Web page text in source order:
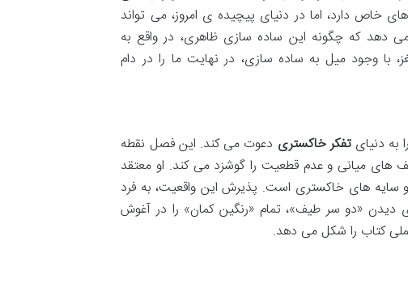
خاص دارد، اما در دنیای پیچیده ی امروز، می تواند
دهد که چگونه این ساده سازی ظاهری، در واقع به
وجود میل به ساده سازی، در نهایت ما را در دام
به دنیایتفکر خاکستری دعوت می کند. این فصل نقطه
میانی و عدم قطعیت را گوشزد می کند. او معتقد
سایه های خاکستری است. پذیرش این واقعیت، به فرد
دیدن «دو سر طیف»، تمام «رنگین کمان» را در آغوش
کتاب را شکل می دهد.